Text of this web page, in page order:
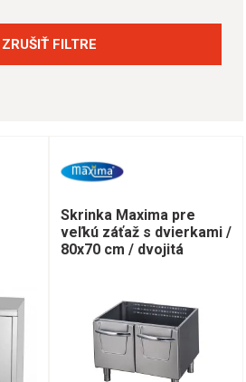
ZRUŠIŤ FILTRE
Skrinka Maxima pre
veľkú záťaž s dvierkami /
80x70 cm / dvojitá